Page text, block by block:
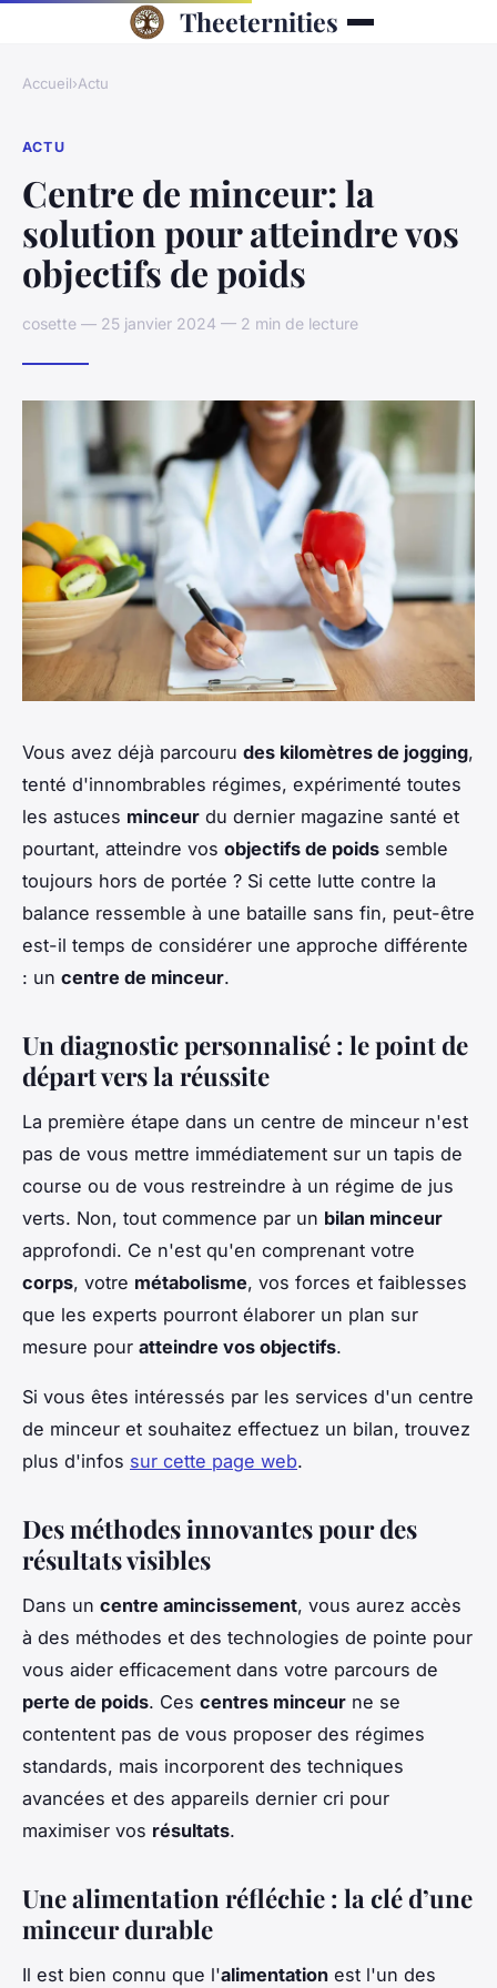
Theeternities
Accueil›Actu
ACTU
Centre de minceur: la
solution pour atteindre vos
objectifs de poids
cosette — 25 janvier 2024 — 2 min de lecture
Vous avez déjà parcouru des kilomètres de jogging,
tenté d'innombrables régimes, expérimenté toutes
les astuces minceur du dernier magazine santé et
pourtant, atteindre vos objectifs de poids semble
toujours hors de portée ? Si cette lutte contre la
balance ressemble à une bataille sans fin, peut-être
est-il temps de considérer une approche différente
: un centre de minceur.
Un diagnostic personnalisé : le point de
départ vers la réussite
La première étape dans un centre de minceur n'est
pas de vous mettre immédiatement sur un tapis de
course ou de vous restreindre à un régime de jus
verts. Non, tout commence par un bilan minceur
approfondi. Ce n'est qu'en comprenant votre
corps, votre métabolisme, vos forces et faiblesses
que les experts pourront élaborer un plan sur
mesure pour atteindre vos objectifs.
Si vous êtes intéressés par les services d'un centre
de minceur et souhaitez effectuez un bilan, trouvez
plus d'infos sur cette page web.
Des méthodes innovantes pour des
résultats visibles
Dans un centre amincissement, vous aurez accès
à des méthodes et des technologies de pointe pour
vous aider efficacement dans votre parcours de
perte de poids. Ces centres minceur ne se
contentent pas de vous proposer des régimes
standards, mais incorporent des techniques
avancées et des appareils dernier cri pour
maximiser vos résultats.
Une alimentation réfléchie : la clé d’une
minceur durable
Il est bien connu que l'alimentation est l'un des